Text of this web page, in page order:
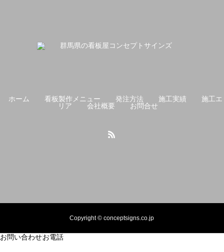
ホーム 看板製作メニュー 発注方法 施工実績
施工エ
リア
会社概要 お問合せ
Copyright © conceptsigns.co.jp
お問い合わせお電話